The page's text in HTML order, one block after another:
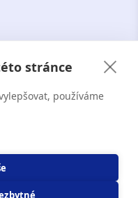
stránce
používáme
Všechna práva